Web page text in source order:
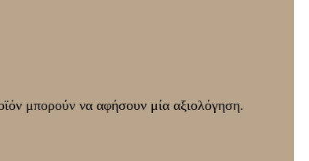
μπορούν να αφήσουν μία αξιολόγηση.